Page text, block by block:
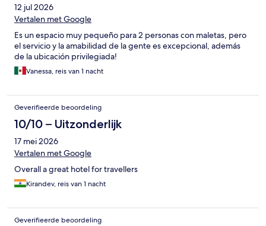
12 jul 2026
Vertalen met Google
Es un espacio muy pequeño para 2 personas con maletas, pero
el servicio y la amabilidad de la gente es excepcional, además
de la ubicación privilegiada!
Vanessa, reis van 1 nacht
Geverifieerde beoordeling
10/10 – Uitzonderlijk
17 mei 2026
Vertalen met Google
Overall a great hotel for travellers
Kirandev, reis van 1 nacht
Geverifieerde beoordeling